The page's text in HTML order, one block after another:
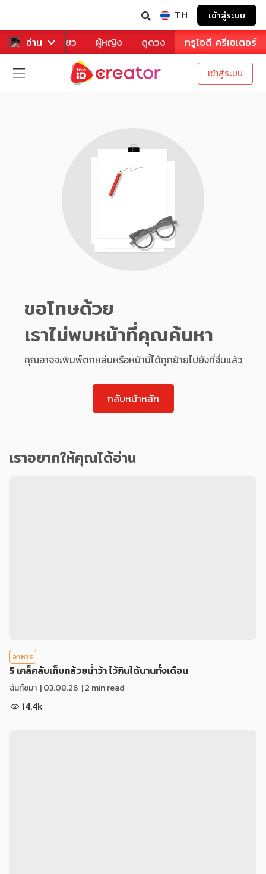
TH เข้าสู่ระบบ
อ่าน
หาร ท่องเที่ยว ผู้หญิง ดูดวง ทรูไอดี ครีเอเตอร์
เข้าสู่ระบบ
ขอโทษด้วย
เราไม่พบหน้าที่คุณค้นหา
คุณอาจจะพิมพ์ตกหล่นหรือหน้านี้ได้ถูกย้ายไปยังที่อื่นแล้ว
กลับหน้าหลัก
เราอยากให้คุณได้อ่าน
อาหาร
5 เคล็คลับเก็บกล้วยน้ำว้า ไว้กินได้นานทั้งเดือน
ฉันท์ชมา |03.08.26 | 2 min read
14.4k